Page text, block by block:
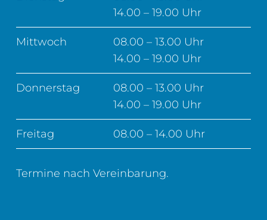
14.00 – 19.00 Uhr
Mittwoch
08.00 – 13.00 Uhr
14.00 – 19.00 Uhr
Donnerstag
08.00 – 13.00 Uhr
14.00 – 19.00 Uhr
Freitag 08.00 – 14.00 Uhr
Termine nach Vereinbarung.